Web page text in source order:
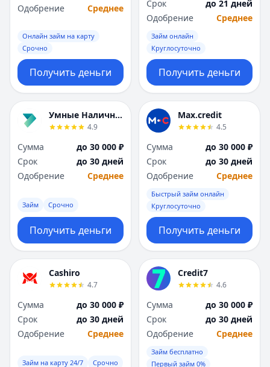
Одобрение
Среднее
Онлайн займ на карту
Срочно
Получить деньги
Срок
до 21 дней
Одобрение
Среднее
Займ онлайн
Круглосуточно
Получить деньги
Умные Наличные
4.9
Сумма
до 30 000 ₽
Срок
до 30 дней
Одобрение
Среднее
Займ Срочно
Получить деньги
Max.credit
4.5
Сумма
до 30 000 ₽
Срок
до 30 дней
Одобрение
Среднее
Быстрый займ онлайн
Круглосуточно
Получить деньги
Cashiro
4.7
Сумма
до 30 000 ₽
Срок
до 30 дней
Одобрение
Среднее
Займ на карту 24/7 Срочно
Credit7
4.6
Сумма
до 30 000 ₽
Срок
до 30 дней
Одобрение
Среднее
Займ бесплатно
Первый займ 0%